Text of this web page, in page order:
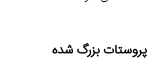
پروستات بزرگ شده